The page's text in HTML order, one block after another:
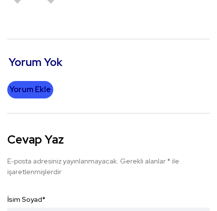
Yorum Yok
Yorum Ekle
Cevap Yaz
E-posta adresiniz yayınlanmayacak. Gerekli alanlar * ile
işaretlenmişlerdir
İsim Soyad*